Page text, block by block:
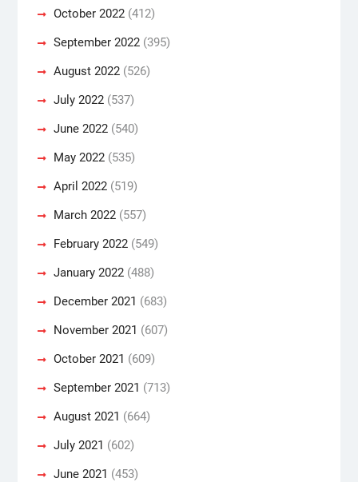
October 2022(412)
September 2022(395)
August 2022(526)
July 2022(537)
June 2022(540)
May 2022(535)
April 2022(519)
March 2022(557)
February 2022(549)
January 2022(488)
December 2021 (683)
November 2021 (607)
October 2021 (609)
September 2021 (713)
August 2021 (664)
July 2021 (602)
June 2021 (453)